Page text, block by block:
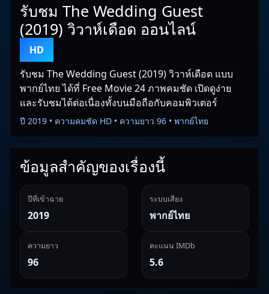
รับชม The Wedding Guest
(2019) วิวาห์เดือด ออนไลน์
HD
รับชม The Wedding Guest (2019) วิวาห์เดือด แบบ
พากย์ไทย ได้ที่ Free Movie 24 ภาพคมชัด เปิดดูง่าย
และรับชมได้ต่อเนื่องทั้งบนมือถือกับคอมพิวเตอร์
ปี 2019 • ความคมชัด HD • ความยาว 96 • พากย์ไทย
ข้อมูลสำคัญของเรื่องนี้
ปีที่เข้าฉาย
2019
ระบบเสียง
พากย์ไทย
ความยาว
96
คะแนน IMDb
5.6